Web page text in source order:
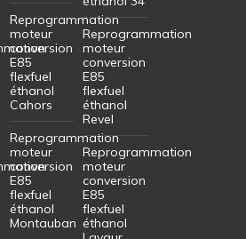
Reprogrammation
moteur
conversion
E85
flexfuel
éthanol
Cahors
Reprogrammation
moteur
conversion
E85
flexfuel
éthanol
Montauban
Reprogrammation
moteur
conversion
E85
flexfuel
éthanol
Revel
Reprogrammation
moteur
conversion
E85
flexfuel
éthanol